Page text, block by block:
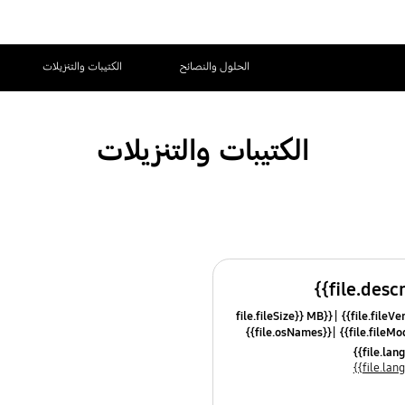
الحلول والنصائح الكتيبات والتنزيلات
الكتيبات والتنزيلات
{{file.fileSize}} MB
{{file.osNames}}